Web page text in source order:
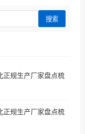
搜索
正规生产厂家盘点梳
正规生产厂家盘点梳